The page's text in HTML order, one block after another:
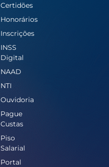
Certidões
Honorários
Inscrições
INSS
Digital
NAAD
NTI
Ouvidoria
Pague
Custas
Piso
Salarial
Portal